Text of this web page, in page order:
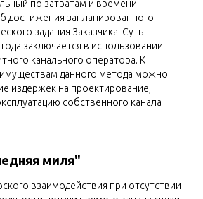
по затратам и времени
достижения запланированного
задания Заказчика. Суть
заключается в использовании
канального оператора. К
данного метода можно
издержек на проектирование,
собственного канала
миля"
взаимодействия при отсутствии